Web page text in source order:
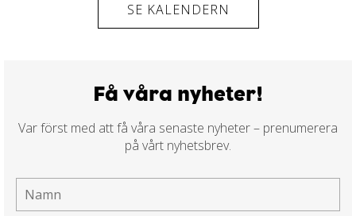
SE KALENDERN
Få våra nyheter!
Var först med att få våra senaste nyheter – prenumerera
på vårt nyhetsbrev.